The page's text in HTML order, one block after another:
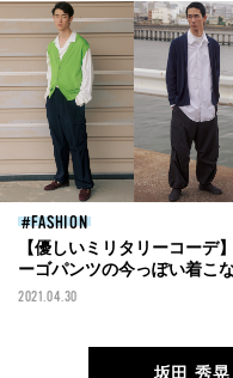
FASHION
【優しいミリタリーコーデ
ーゴパンツの今っぽい着こ
3選
2021.04.30
坂田 秀